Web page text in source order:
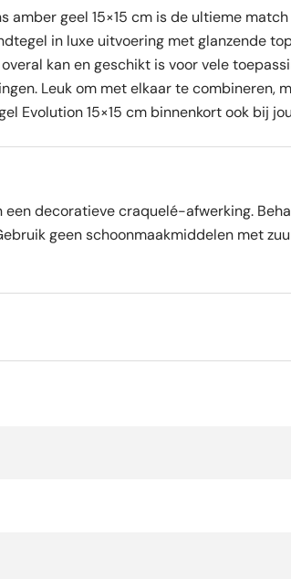
amber geel 15×15 cm is de ultieme
in luxe uitvoering met glanzende
kan en geschikt is voor vele
Leuk om met elkaar te combineren,
Evolution 15×15 cm binnenkort ook bij
een decoratieve craquelé-afwerking.
geen schoonmaakmiddelen met